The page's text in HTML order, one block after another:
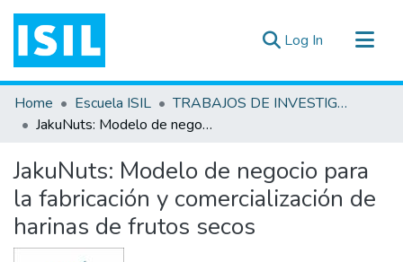
Log In (current)
All of DSpace
Statistics
Documentos ▾
Home Escuela ISIL
TRABAJOS DE INVESTIGACIÓN
JakuNuts: Modelo de negocio para la fabricación y comercialización de harinas de frutos secos
JakuNuts: Modelo de negocio para
la fabricación y comercialización de
harinas de frutos secos